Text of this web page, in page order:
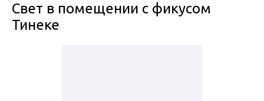
Свет в помещении с фикусом
Тинеке